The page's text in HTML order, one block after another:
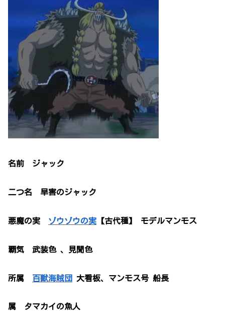
名前 ジャック
二つ名 旱害のジャック
悪魔の実 ゾウゾウの実 【古代種】 モデルマンモス
覇気 武装色 、見聞色
所属 百獣海賊団 大看板、マンモス号 船長
属 タマカイの魚人